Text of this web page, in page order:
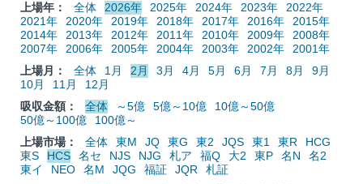
上場年：
全体 2026年 2025年 2024年 2023年
2022年
2021年
2020年 2019年 2018年 2017年 2016年
2015年
2014年
2013年 2012年 2011年 2010年 2009年
2008年
2007年
2006年 2005年 2004年 2003年 2002年
2001年
上場月：
全体 1月 2月 3月 4月 5月 6月 7月 8月
9月
10月
11月
12月
吸収金額：
全体 ～5億 5億～10億
10億～50億
50億～100億
100億～
上場市場：
全体 東M JQ 東G 東2 JQS 東1 東R
HCG
東S
HCS 名セ NJS NJG 札ア 福Q 大2 東P 名N
名2
東イ
NEO 名M JQG 福証 JQR
札証